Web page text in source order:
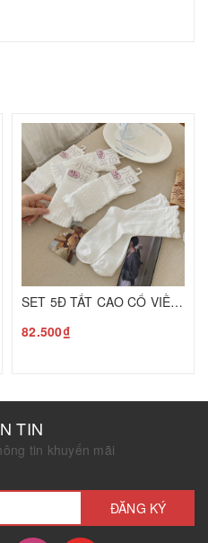
SET 5Đ TẤT CAO CỔ VIỀN BÈO C25080107
82.500₫
TIN
tin khuyến mãi
ĐĂNG KÝ